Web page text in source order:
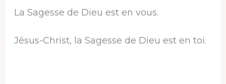
La Sagesse de Dieu est en vous.
Jésus-Christ, la Sagesse de Dieu est en toi.